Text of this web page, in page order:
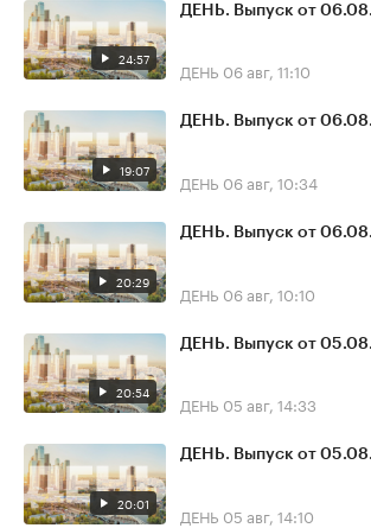
24:57
ДЕНЬ. Выпуск от
ДЕНЬ 06 авг, 11:10
19:07
ДЕНЬ. Выпуск от
ДЕНЬ 06 авг, 10:34
20:29
ДЕНЬ. Выпуск от
ДЕНЬ 06 авг, 10:10
20:54
ДЕНЬ. Выпуск от
ДЕНЬ 05 авг, 14:33
20:01
ДЕНЬ. Выпуск от
ДЕНЬ 05 авг, 14:10